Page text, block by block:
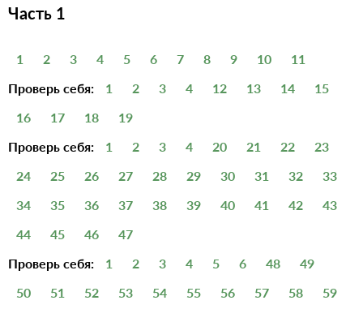
Часть 1
1 2 3 4 5 6 7 8 9 10
11
Проверь себя:
1 2 3 4 12 13 14
15
16
17 18
19
Проверь себя:
1 2 3 4 20 21 22
23
24
25 26 27 28 29 30 31 32
33
34
35 36 37 38 39 40 41 42
43
44
45 46
47
Проверь себя:
1 2 3 4 5 6 48
49
50
51 52 53 54 55 56 57 58
59